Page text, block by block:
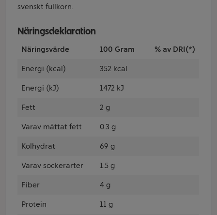
svenskt fullkorn.
Näringsdeklaration
Näringsvärde 100 Gram % av DRI(*)
Energi (kcal) 352 kcal
Energi (kJ) 1472 kJ
Fett 2 g
Varav mättat fett 0.3 g
Kolhydrat 69 g
Varav sockerarter 1.5 g
Fiber 4 g
Protein 11 g